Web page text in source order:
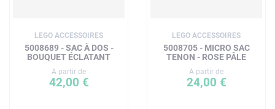
LEGO ACCESSOIRES
5008689 - SAC À DOS -
BOUQUET ÉCLATANT
A partir de
42,00 €
LEGO ACCESSOIRES
5008705 - MICRO SAC
TENON - ROSE PÂLE
A partir de
24,00 €